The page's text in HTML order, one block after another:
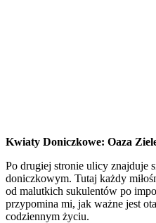
Kwiaty Doniczkowe: Oaza
Po drugiej stronie ulicy znajduje
doniczkowym. Tutaj każdy
od malutkich sukulentów po
przypomina mi, jak ważne jest
codziennym życiu.